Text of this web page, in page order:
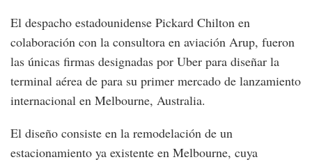
El despacho estadounidense Pickard Chilton en
colaboración con la consultora en aviación Arup, fueron
las únicas firmas designadas por Uber para diseñar la
terminal aérea de para su primer mercado de lanzamiento
internacional en Melbourne, Australia.
El diseño consiste en la remodelación de un
estacionamiento ya existente en Melbourne, cuya